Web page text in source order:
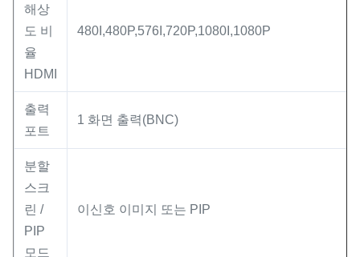
해상
도 비
율
HDMI
480I,480P,576I,720P,1080I,1080P
출력
포트
1 화면 출력(BNC)
분할
스크
린 /
PIP
모드
이신호 이미지 또는 PIP